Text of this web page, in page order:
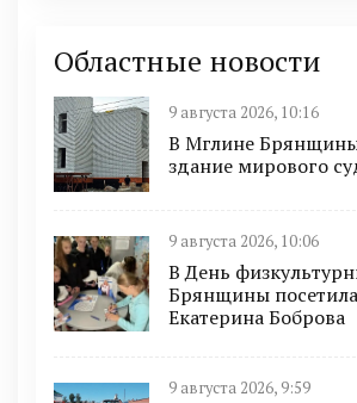
Областные новости
9 августа 2026, 10:16
В Мглине
здание мирового
9 августа 2026, 10:06
В День
Брянщины
Екатерина Боброва
9 августа 2026, 9:59